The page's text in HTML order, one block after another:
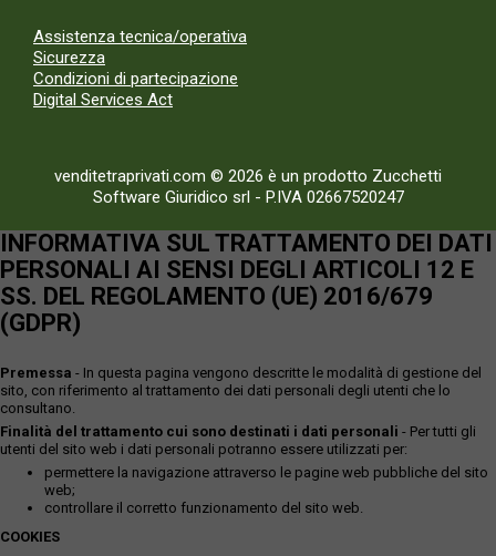
Assistenza tecnica/operativa
Sicurezza
Condizioni di partecipazione
Digital Services Act
venditetraprivati.com © 2026 è un prodotto Zucchetti
Software Giuridico srl - P.IVA 02667520247
INFORMATIVA SUL TRATTAMENTO DEI DATI
PERSONALI AI SENSI DEGLI ARTICOLI 12 E
SS. DEL REGOLAMENTO (UE) 2016/679
(GDPR)
Premessa - In questa pagina vengono descritte le modalità di gestione del
sito, con riferimento al trattamento dei dati personali degli utenti che lo
consultano.
Finalità del trattamento cui sono destinati i dati personali - Per tutti gli
utenti del sito web i dati personali potranno essere utilizzati per:
permettere la navigazione attraverso le pagine web pubbliche del sito
web;
controllare il corretto funzionamento del sito web.
COOKIES